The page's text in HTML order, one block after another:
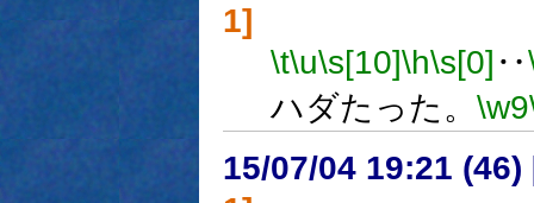
1]
\t\u\s[10]\h\s[0] ‥
ハダたった。 \w9
15/07/04 19:21 (46)